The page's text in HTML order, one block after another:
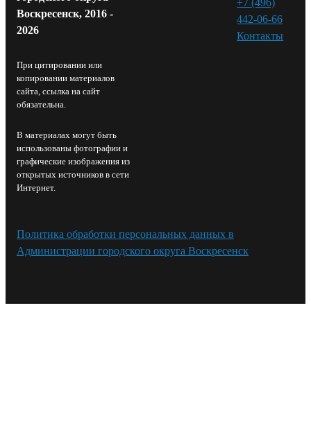
Воскресенск, 2016 -
2026
При цитировании или
копировании материалов
сайта, ссылка на сайт
обязательна.
В материалах могут быть
использованы фотографии и
графические изображения из
открытых источников в сети
Интернет.
442-06-66
Контакты⁠
Политика обработки персональных данных в
Администрации городского округа Воскресенск